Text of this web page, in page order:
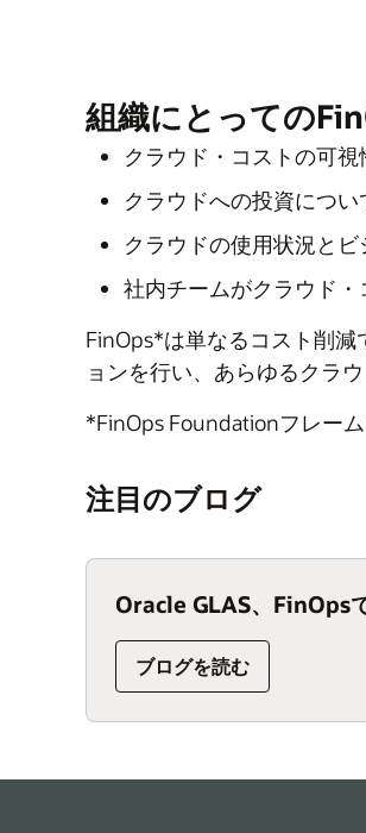
組織にとっての
クラウド・コストの可視
クラウドへの投資につ
クラウドの使用状況と
社内チームがクラウド・
FinOps*は単なるコスト削
ョンを行い、あらゆるクラ
*FinOps Foundationフレー
注目のブログ
Oracle GLAS、FinOps
ブログを読む
:
Oracle
GLAS、